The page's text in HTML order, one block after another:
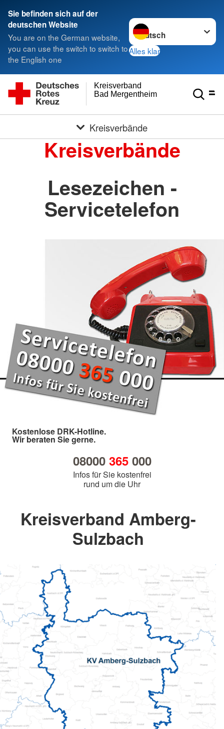
Sie befinden sich auf der
deutschen Website
You are on the German website,
you can use the switch to switch to
the English one
Sprache wechseln zu
Alles klar
Bad Mergentheim e.V.
Kreisverband
Kreisverbände
Kreisverbände
Lesezeichen -
Servicetelefon
Kostenlose DRK-Hotline.
Wir beraten Sie gerne.
08000 365000
Infos für Sie kostenfrei
rund um die Uhr
Kreisverband Amberg-
Sulzbach